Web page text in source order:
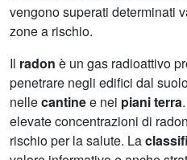
vengono superati determinati
zone a rischio.
Il radon è un gas radioattivo
penetrare negli edifici dal
nellecantinee nei piani terra
elevate concentrazioni di
rischio per la salute. La